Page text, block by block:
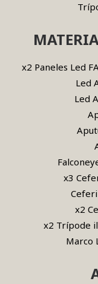
x2 Paneles Led
Led
Led
x3
x2
x2 Trípode
Marco